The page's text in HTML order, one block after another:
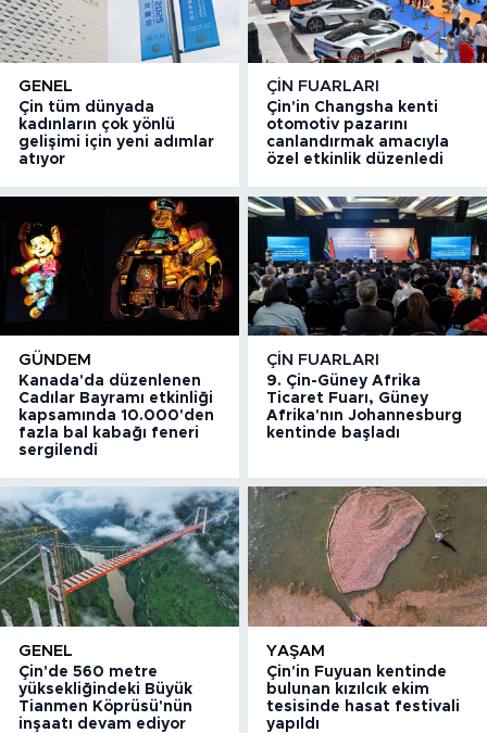
GENEL
Çin tüm dünyada
kadınların çok yönlü
gelişimi için yeni adımlar
atıyor
ÇIN FUARLARI
Çin'in Changsha kenti
otomotiv pazarını
canlandırmak amacıyla
özel etkinlik düzenledi
GÜNDEM
Kanada'da düzenlenen
Cadılar Bayramı etkinliği
kapsamında 10.000'den
fazla bal kabağı feneri
sergilendi
ÇIN FUARLARI
9. Çin-Güney Afrika
Ticaret Fuarı, Güney
Afrika'nın Johannesburg
kentinde başladı
GENEL
Çin'de 560 metre
yüksekliğindeki Büyük
Tianmen Köprüsü'nün
inşaatı devam ediyor
YAŞAM
Çin'in Fuyuan kentinde
bulunan kızılcık ekim
tesisinde hasat festivali
yapıldı